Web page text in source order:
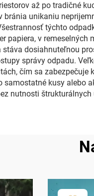
až po tradičné
unikaniu
týchto
papiera, v
dosiahnuteľnou
správy odpadu.
čím sa
kusy alebo
nutnosti